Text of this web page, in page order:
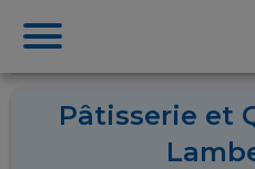
Pâtisserie et